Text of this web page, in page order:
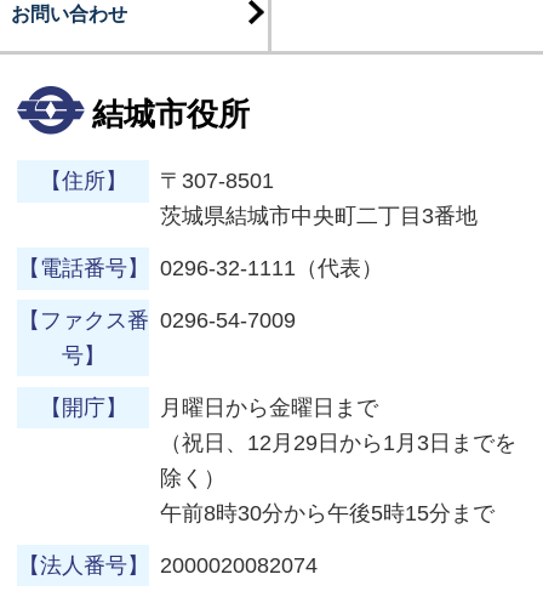
お問い合わせ
結城市役所
【住所】
〒307-8501
茨城県結城市中央町二丁目3番地
【電話番号】 0296-32-1111（代表）
【ファクス番
号】
0296-54-7009
【開庁】
月曜日から金曜日まで
（祝日、12月29日から1月3日までを
除く）
午前8時30分から午後5時15分まで
【法人番号】 2000020082074